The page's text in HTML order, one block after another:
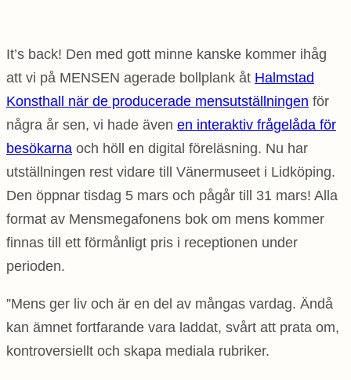
It’s back! Den med gott minne kanske kommer ihåg
att vi på MENSEN agerade bollplank åt Halmstad
Konsthall när de producerade mensutställningen för
några år sen, vi hade även en interaktiv frågelåda för
besökarna och höll en digital föreläsning. Nu har
utställningen rest vidare till Vänermuseet i Lidköping.
Den öppnar tisdag 5 mars och pågår till 31 mars! Alla
format av Mensmegafonens bok om mens kommer
finnas till ett förmånligt pris i receptionen under
perioden.
”Mens ger liv och är en del av mångas vardag. Ändå
kan ämnet fortfarande vara laddat, svårt att prata om,
kontroversiellt och skapa mediala rubriker.